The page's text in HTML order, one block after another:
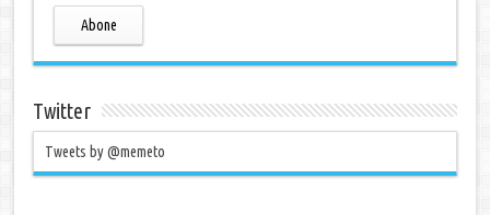
Abone
Twitter
Tweets by @memeto